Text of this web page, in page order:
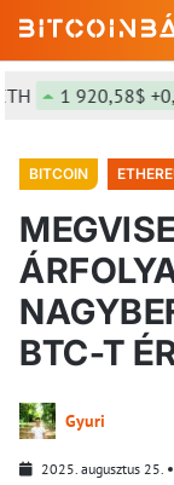
1 920,58$
BITCOIN
BTC-T
Gyuri
2025. augusztus 25.